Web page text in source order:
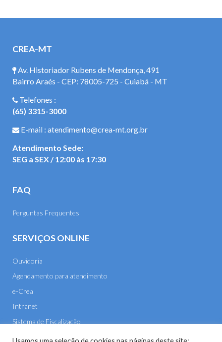
CREA-MT
Av. Historiador Rubens de Mendonça, 491
Bairro Araés - CEP: 78005-725 - Cuiabá - MT
Telefones :
(65) 3315-3000
E-mail : atendimento@crea-mt.org.br
Atendimento Sede:
SEG a SEX / 12:00 às 17:30
FAQ
Perguntas Frequentes
SERVIÇOS ONLINE
Ouvidoria
Agendamento para atendimento
e-Crea
Intranet
Sistema de Fiscalização
E-mail